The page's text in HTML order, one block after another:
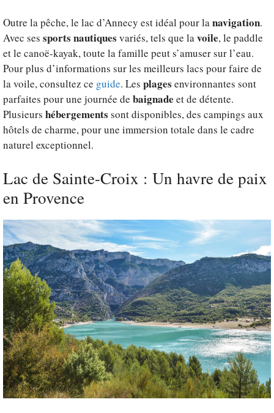
Outre la pêche, le lac d’Annecy est idéal pour lanavigation.
Avec ses sports nautiques variés, tels que lavoile, le paddle
et le canoë-kayak, toute la famille peut s’amuser sur l’eau.
Pour plus d’informations sur les meilleurs lacs pour faire de
la voile, consultez ce guide. Les plages environnantes sont
parfaites pour une journée de baignade et de détente.
Plusieurs hébergements sont disponibles, des campings aux
hôtels de charme, pour une immersion totale dans le cadre
naturel exceptionnel.
Lac de Sainte-Croix : Un havre de paix
en Provence